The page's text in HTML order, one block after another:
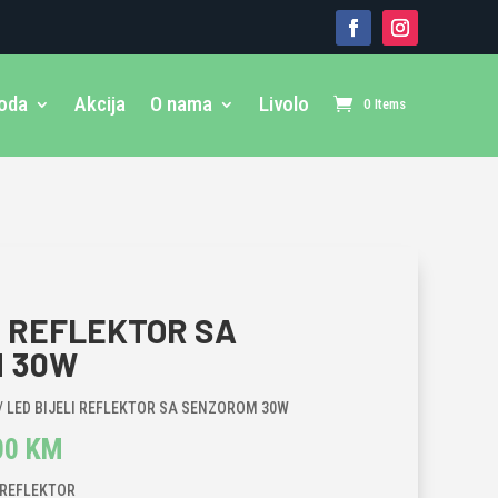
Akcija O nama Livolo 0 Items
SA
30W
LED BIJELI REFLEKTOR SA SENZOROM 30W
KM